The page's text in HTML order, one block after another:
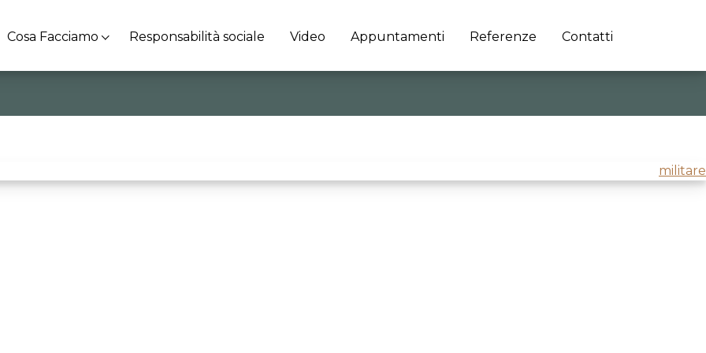
Cosa Facciamo Responsabilità sociale Video Appuntamenti Referenze Contatti
militare